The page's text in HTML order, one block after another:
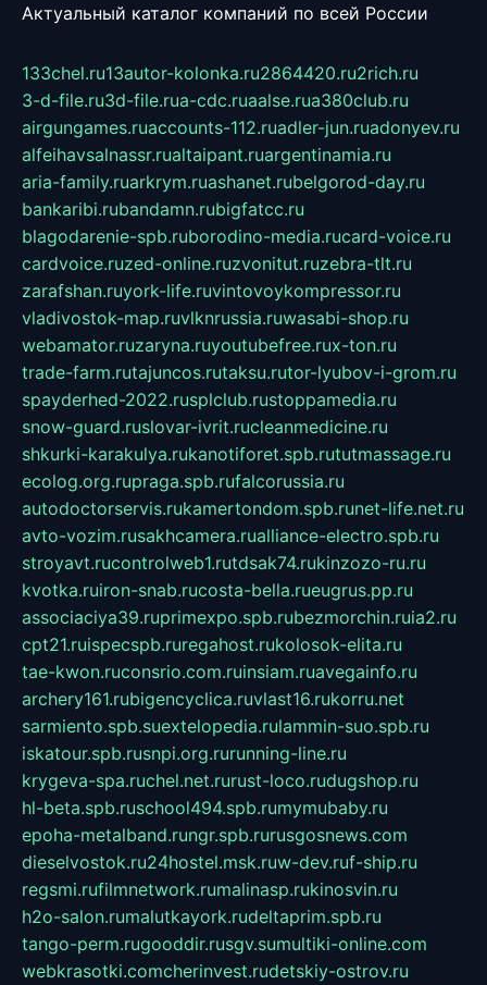
Актуальный каталог компаний по всей России
133chel.ru13autor-kolonka.ru2864420.ru2rich.ru
3-d-file.ru3d-file.rua-cdc.ruaalse.rua380club.ru
airgungames.ruaccounts-112.ruadler-jun.ruadonyev.ru
alfeihavsalnassr.rualtaipant.ruargentinamia.ru
aria-family.ruarkrym.ruashanet.rubelgorod-day.ru
bankaribi.rubandamn.rubigfatcc.ru
blagodarenie-spb.ruborodino-media.rucard-voice.ru
cardvoice.ruzed-online.ruzvonitut.ruzebra-tlt.ru
zarafshan.ruyork-life.ruvintovoykompressor.ru
vladivostok-map.ruvlknrussia.ruwasabi-shop.ru
webamator.ruzaryna.ruyoutubefree.rux-ton.ru
trade-farm.rutajuncos.rutaksu.rutor-lyubov-i-grom.ru
spayderhed-2022.rusplclub.rustoppamedia.ru
snow-guard.ruslovar-ivrit.rucleanmedicine.ru
shkurki-karakulya.rukanotiforet.spb.rututmassage.ru
ecolog.org.rupraga.spb.rufalcorussia.ru
autodoctorservis.rukamertondom.spb.runet-life.net.ru
avto-vozim.rusakhcamera.rualliance-electro.spb.ru
stroyavt.rucontrolweb1.rutdsak74.rukinzozo-ru.ru
kvotka.ruiron-snab.rucosta-bella.rueugrus.pp.ru
associaciya39.ruprimexpo.spb.rubezmorchin.ruia2.ru
cpt21.ruispecspb.ruregahost.rukolosok-elita.ru
tae-kwon.ruconsrio.com.ruinsiam.ruavegainfo.ru
archery161.rubigencyclica.ruvlast16.rukorru.net
sarmiento.spb.suextelopedia.rulammin-suo.spb.ru
iskatour.spb.rusnpi.org.rurunning-line.ru
krygeva-spa.ruchel.net.rurust-loco.rudugshop.ru
hl-beta.spb.ruschool494.spb.rumymubaby.ru
epoha-metalband.rungr.spb.rurusgosnews.com
dieselvostok.ru24hostel.msk.ruw-dev.ruf-ship.ru
regsmi.rufilmnetwork.rumalinasp.rukinosvin.ru
h2o-salon.rumalutkayork.rudeltaprim.spb.ru
tango-perm.rugooddir.rusgv.sumultiki-online.com
webkrasotki.comcherinvest.rudetskiy-ostrov.ru